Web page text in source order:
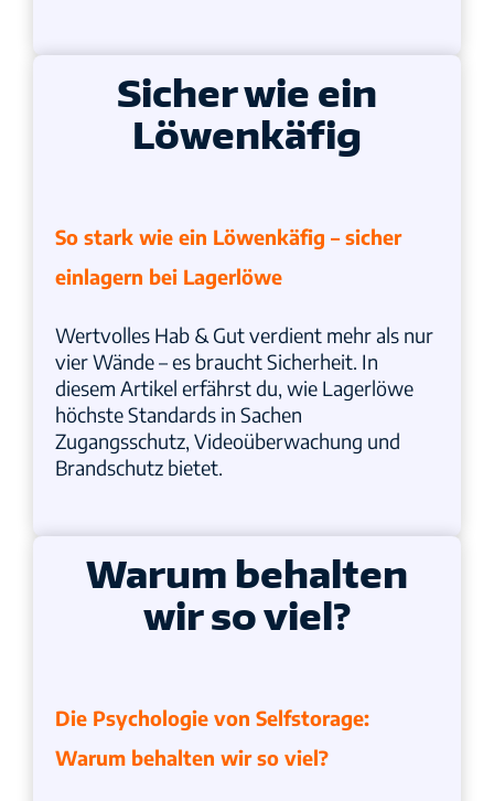
Sicher wie ein
Löwenkäfig
So stark wie ein Löwenkäfig – sicher
einlagern bei Lagerlöwe
Wertvolles Hab & Gut verdient mehr als nur
vier Wände – es braucht Sicherheit. In
diesem Artikel erfährst du, wie Lagerlöwe
höchste Standards in Sachen
Zugangsschutz, Videoüberwachung und
Brandschutz bietet.
Warum behalten
wir so viel?
Die Psychologie von Selfstorage:
Warum behalten wir so viel?